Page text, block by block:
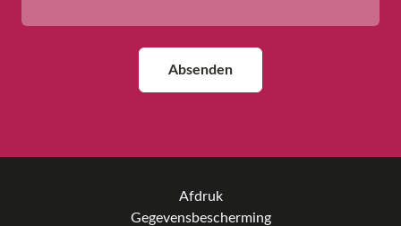
Absenden
Afdruk
Gegevensbescherming